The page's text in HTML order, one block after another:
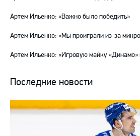
Артем Ильенко: «Важно было победить»
Артем Ильенко: «Мы проиграли из-за
Артем Ильенко: «Игровую майку «Динамо»
Последние новости